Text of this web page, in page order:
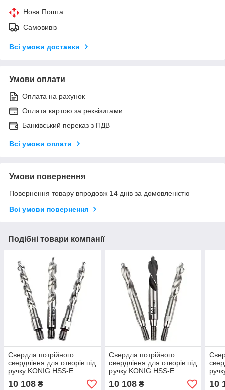
Нова Пошта
Самовивіз
Всі умови доставки
Умови оплати
Оплата на рахунок
Оплата картою за реквізитами
Банківський переказ з ПДВ
Всі умови оплати
Умови повернення
Повернення товару впродовж 14 днів за домовленістю
Всі умови повернення
Подібні товари компанії
Свердла потрійного
свердління для отворів під
ручку KONIG HSS-E
ELUMATEС MT 05
10 108 ₴
Свердла потрійного
свердління для отворів під
ручку KONIG HSS-E
KABAN MT 09
10 108₴ 10